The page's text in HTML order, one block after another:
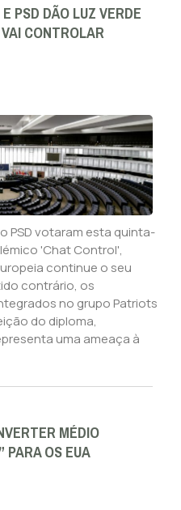
PSD DÃO LUZ VERDE
CONTROLAR
PSD votaram esta quinta-
'Chat Control',
continue o seu
contrário, os
no grupo Patriots
do diploma,
uma ameaça à
MÉDIO
PARA OS EUA